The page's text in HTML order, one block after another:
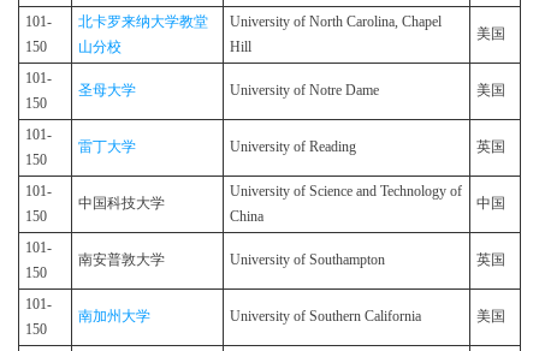
101-
150
北卡罗来纳大学教堂
山分校
University of North Carolina, Chapel
Hill
美国
101-
150
圣母大学 University of Notre Dame 美国
101-
150
雷丁大学 University of Reading 英国
101-
150
中国科技大学
University of Science and Technology of
China
中国
101-
150
南安普敦大学 University of Southampton 英国
101-
150
南加州大学 University of Southern California 美国